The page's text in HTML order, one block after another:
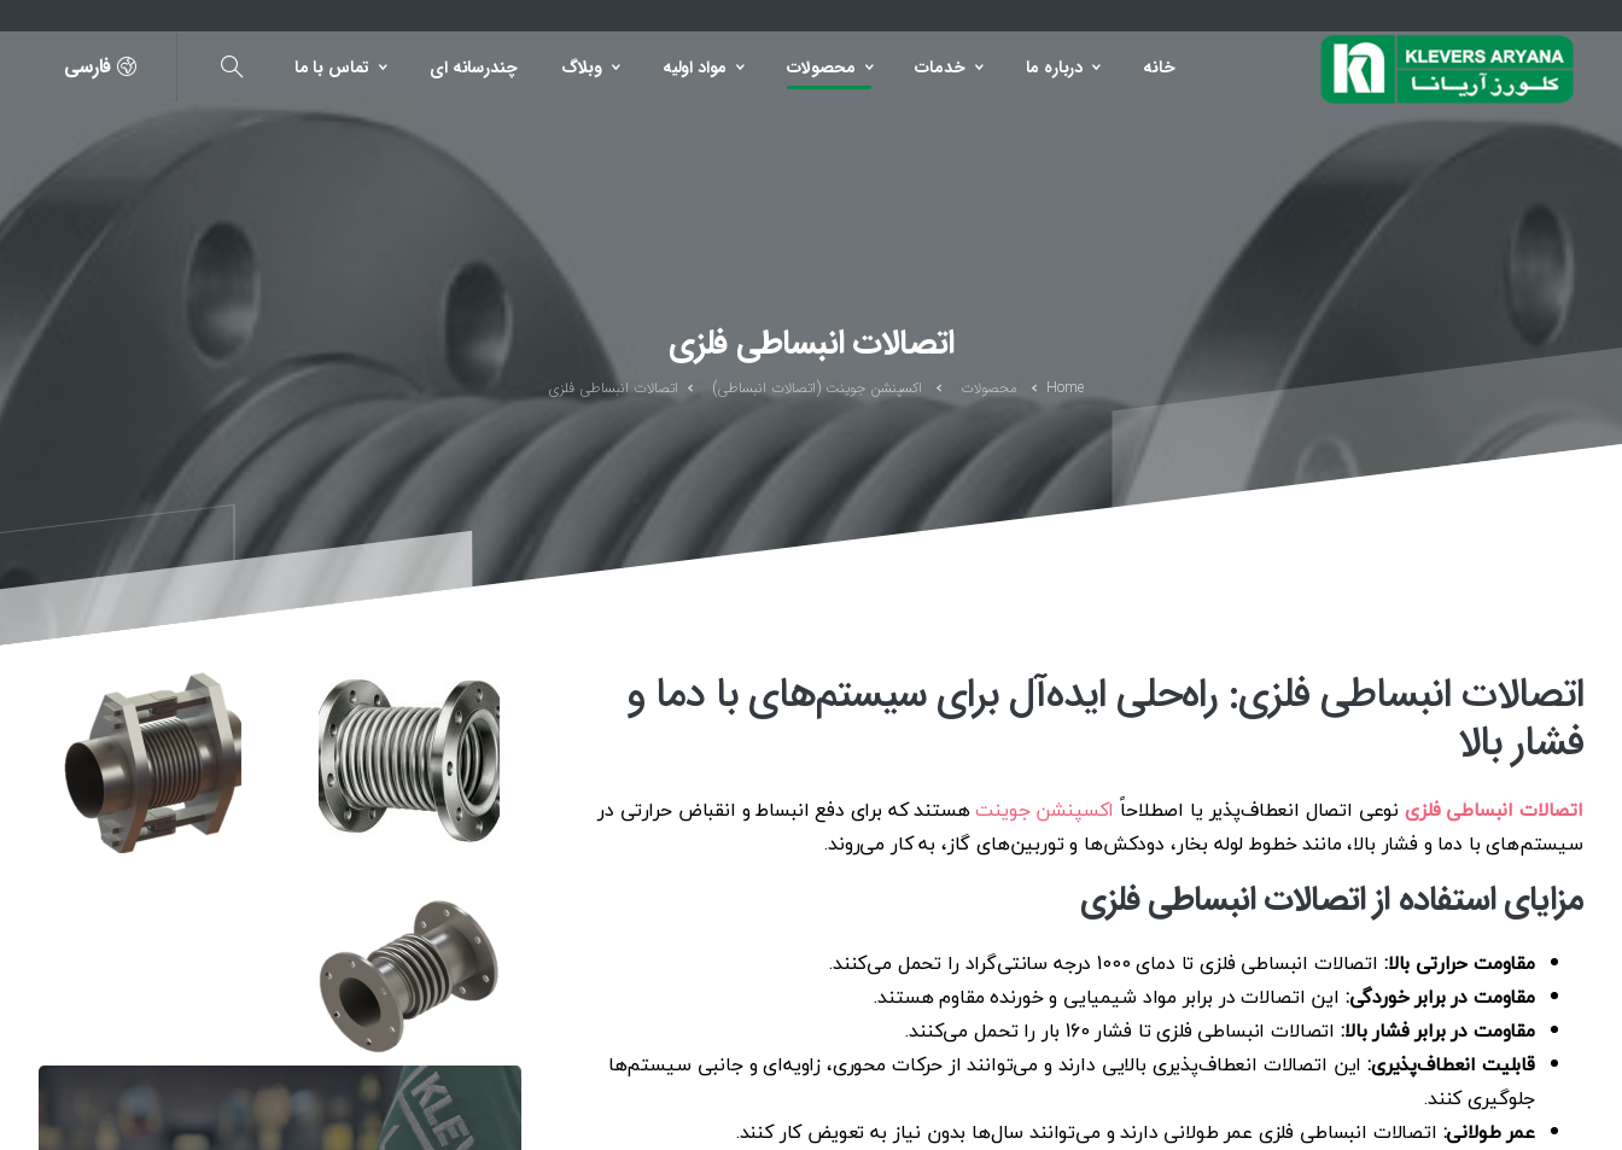
خانه درباره ما خدمات محصولات مواد اولیه وبلاگ چندرسانه ای تماس با ما فارسی
اتصالات انبساطی فلزی
Home محصولات اکسپنشن جوینت (اتصالات انبساطی) اتصالات انبساطی فلزی
اتصالات انبساطی فلزی: راه‌حلی ایده‌آل برای سیستم‌های با دما و
فشار بالا
اتصالات انبساطی فلزینوعی اتصال انعطاف‌پذیر یا اصطلاحاً اکسپنشن جوینتهستند که برای دفع انبساط و انقباض حرارتی در
سیستم‌های با دما و فشار بالا، مانند خطوط لوله بخار، دودکش‌ها و توربین‌های گاز، به کار می‌روند.
مزایای استفاده از اتصالات انبساطی فلزی
مقاومت حرارتی بالا: اتصالات انبساطی فلزی تا دمای 1000 درجه سانتی‌گراد را تحمل می‌کنند.
مقاومت در برابر خوردگی: این اتصالات در برابر مواد شیمیایی و خورنده مقاوم هستند.
مقاومت در برابر فشار بالا: اتصالات انبساطی فلزی تا فشار 160 بار را تحمل می‌کنند.
قابلیت انعطاف‌پذیری:این اتصالات انعطاف‌پذیری بالایی دارند و می‌توانند از حرکات محوری، زاویه‌ای و جانبی سیستم‌ها
جلوگیری کنند.
عمر طولانی: اتصالات انبساطی فلزی عمر طولانی دارند و می‌توانند سال‌ها بدون نیاز به تعویض کار کنند.